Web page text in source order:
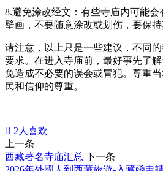
8.避免涂改经文：有些寺庙内可能
壁画，不要随意涂改或划伤，要保持
请注意，以上只是一些建议，不同
要求。在进入寺庙前，最好事先了
免造成不必要的误会或冒犯。尊重
民和信仰的尊重。
 2 人喜欢
上一条
西藏著名寺庙汇总 下一条